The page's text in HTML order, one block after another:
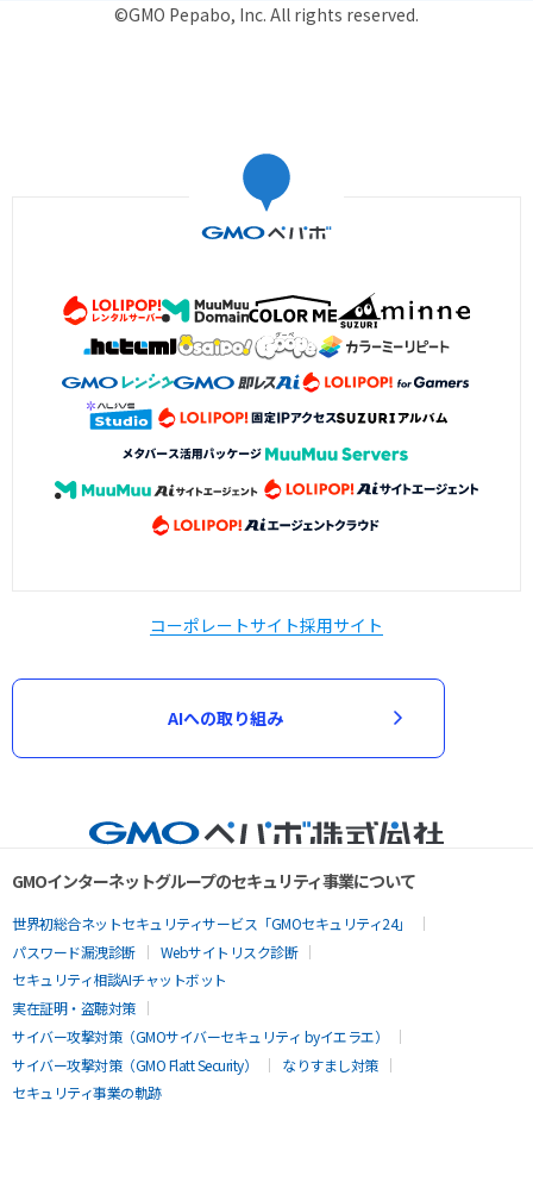
©GMO Pepabo, Inc. All rights reserved.
コーポレートサイト採用サイト
AIへの取り組み
GMOインターネットグループのセキュリティ事業について
世界初総合ネットセキュリティサービス「GMOセキュリティ24」
パスワード漏洩診断
Webサイトリスク診断
セキュリティ相談AIチャットボット
実在証明・盗聴対策
サイバー攻撃対策（GMOサイバーセキュリティ byイエラエ）
サイバー攻撃対策（GMO Flatt Security）
なりすまし対策
セキュリティ事業の軌跡